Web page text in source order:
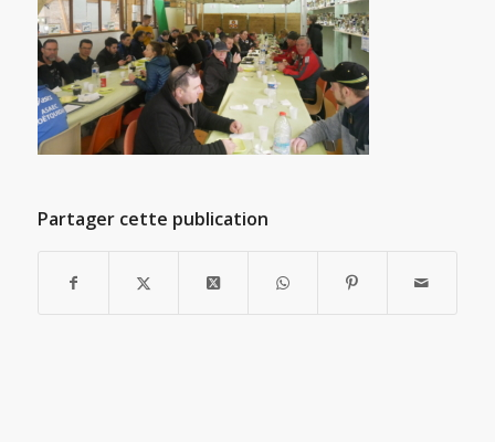
Partager cette publication